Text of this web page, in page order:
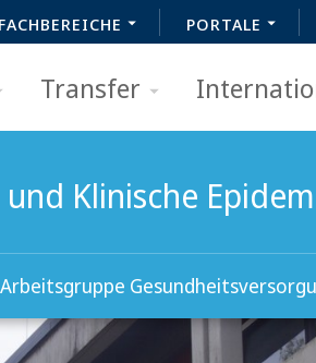
FACHBEREICHE PORTALE
Transfer
Klinische